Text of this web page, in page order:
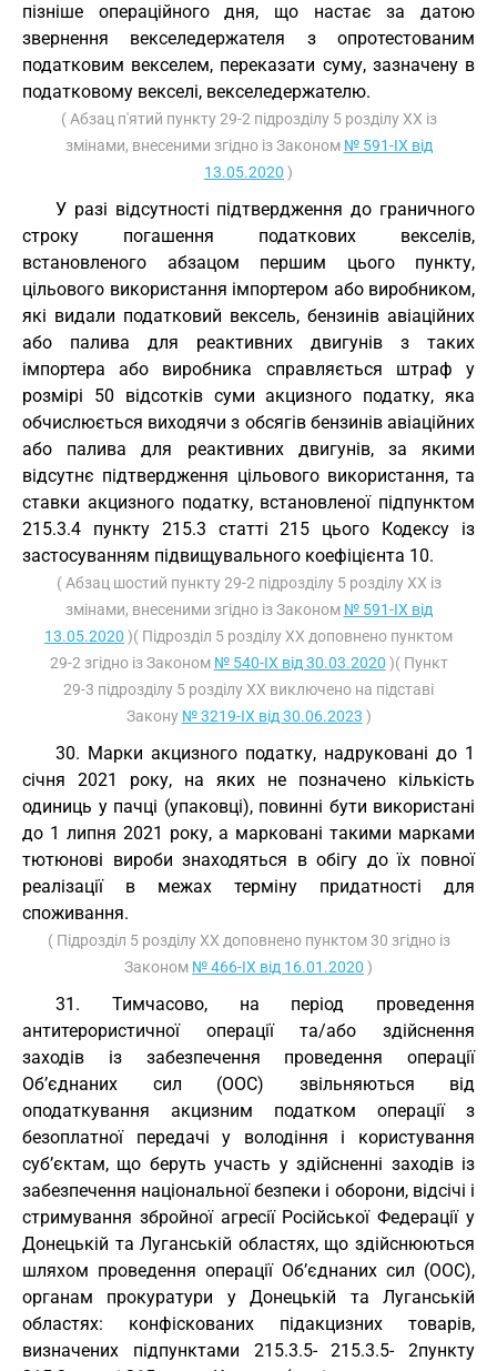
пізніше операційного дня, що настає за датою
звернення векселедержателя з опротестованим
податковим векселем, переказати суму, зазначену в
податковому векселі, векселедержателю.
( Абзац п'ятий пункту 29-2 підрозділу 5 розділу XX із
змінами, внесеними згідно із Законом № 591-IX від
13.05.2020 )
У разі відсутності підтвердження до граничного
строку погашення податкових векселів,
встановленого абзацом першим цього пункту,
цільового використання імпортером або виробником,
які видали податковий вексель, бензинів авіаційних
або палива для реактивних двигунів з таких
імпортера або виробника справляється штраф у
розмірі 50 відсотків суми акцизного податку, яка
обчислюється виходячи з обсягів бензинів авіаційних
або палива для реактивних двигунів, за якими
відсутнє підтвердження цільового використання, та
ставки акцизного податку, встановленої підпунктом
215.3.4 пункту 215.3 статті 215 цього Кодексу із
застосуванням підвищувального коефіцієнта 10.
( Абзац шостий пункту 29-2 підрозділу 5 розділу XX із
змінами, внесеними згідно із Законом № 591-IX від
13.05.2020 )( Підрозділ 5 розділу XX доповнено пунктом
29-2 згідно із Законом № 540-IX від 30.03.2020 )( Пункт
29-3 підрозділу 5 розділу XX виключено на підставі
Закону № 3219-IX від 30.06.2023 )
30. Марки акцизного податку, надруковані до 1
січня 2021 року, на яких не позначено кількість
одиниць у пачці (упаковці), повинні бути використані
до 1 липня 2021 року, а марковані такими марками
тютюнові вироби знаходяться в обігу до їх повної
реалізації в межах терміну придатності для
споживання.
( Підрозділ 5 розділу XX доповнено пунктом 30 згідно із
Законом № 466-IX від 16.01.2020 )
31. Тимчасово, на період проведення
антитерористичної операції та/або здійснення
заходів із забезпечення проведення операції
Об’єднаних сил (ООС) звільняються від
оподаткування акцизним податком операції з
безоплатної передачі у володіння і користування
суб’єктам, що беруть участь у здійсненні заходів із
забезпечення національної безпеки і оборони, відсічі і
стримування збройної агресії Російської Федерації у
Донецькій та Луганській областях, що здійснюються
шляхом проведення операції Об’єднаних сил (ООС),
органам прокуратури у Донецькій та Луганській
областях: конфіскованих підакцизних товарів,
визначених підпунктами 215.3.5- 215.3.5- 2пункту